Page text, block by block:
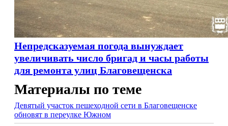
Непредсказуемая погода вынуждает
увеличивать число бригад и часы работы
для ремонта улиц Благовещенска
Материалы по теме
Девятый участок пешеходной сети в Благовещенске
обновят в переулке Южном